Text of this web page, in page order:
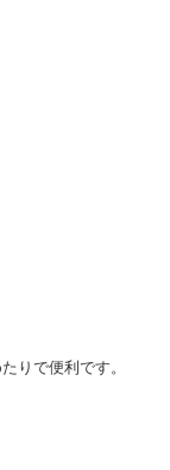
りで便利です。